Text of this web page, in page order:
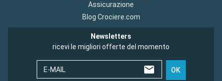
Assicurazione
Blog Crociere.com
Newsletters
ricevi le migliori offerte del momento
E-MAIL OK